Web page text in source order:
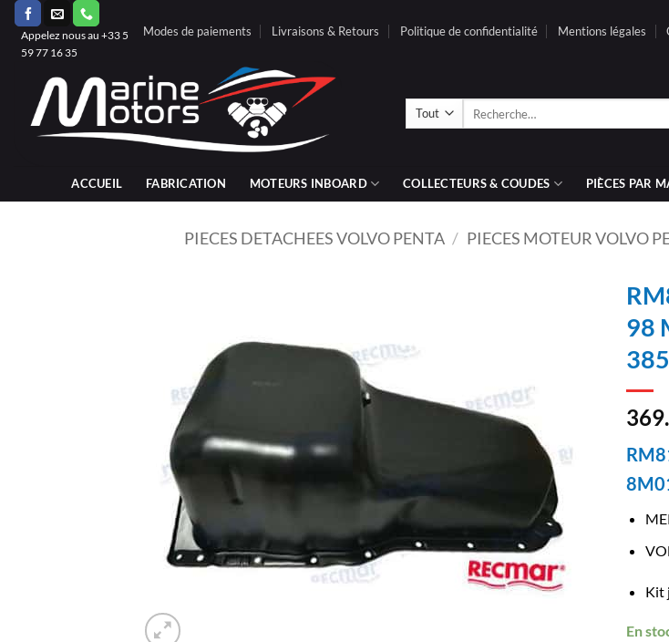
Passer
contenu
Appelez nous au +33 5
59 77 16 35
Modes de paiements Livraisons & Retours Politique de confidentialité Mentions légales
Recherche
ACCUEIL FABRICATION MOTEURS INBOARD COLLECTEURS & COUDES PIÈCES PAR
PIECES DETACHEES VOLVO PENTA / PIECES MOTEUR VOLVO
D’ENVIES
98
Kit
En